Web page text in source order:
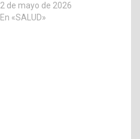
2 de mayo de 2026
En «SALUD»